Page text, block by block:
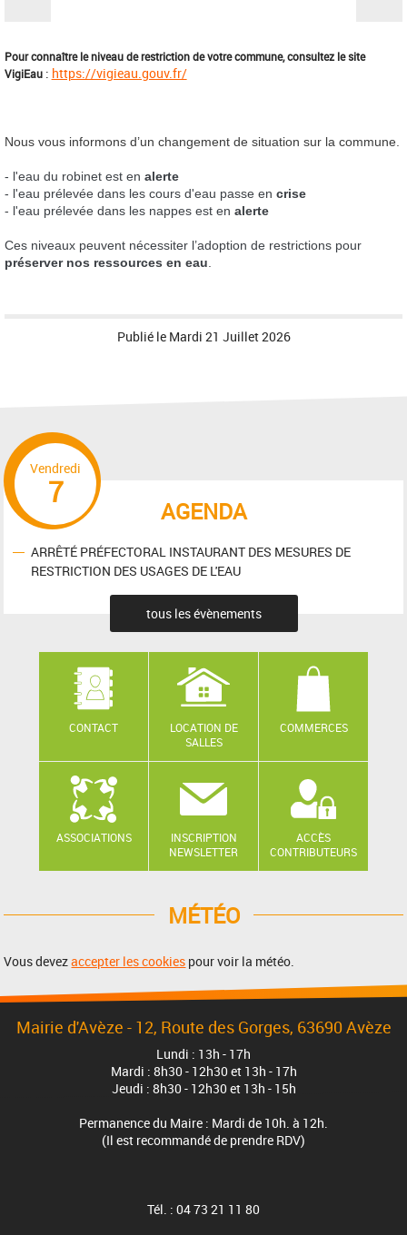
Pour connaître le niveau de restriction de votre commune, consultez le site
VigiEau: https://vigieau.gouv.fr/
Nous vous informons d’un changement de situation sur la commune.
- l'eau du robinet est en alerte
- l'eau prélevée dans les cours d'eau passe en crise
- l'eau prélevée dans les nappes est en alerte
Ces niveaux peuvent nécessiter l’adoption de restrictions pour
préserver nos ressources en eau
Publié le Mardi 21 Juillet 2026
AGENDA
Vendredi
7
ARRÊTÉ PRÉFECTORAL INSTAURANT DES MESURES DE
RESTRICTION DES USAGES DE L'EAU
tous les évènements
CONTACT
LOCATION DE
SALLES
COMMERCES
ASSOCIATIONS
INSCRIPTION
NEWSLETTER
ACCÈS
CONTRIBUTEURS
MÉTÉO
Vous devezaccepter les cookies pour voir la météo.
Mairie d'Avèze - 12, Route des Gorges, 63690 Avèze
Lundi : 13h - 17h
Mardi : 8h30 - 12h30 et 13h - 17h
Jeudi : 8h30 - 12h30 et 13h - 15h
Permanence du Maire : Mardi de 10h. à 12h.
(Il est recommandé de prendre RDV)
Tél. : 04 73 21 11 80